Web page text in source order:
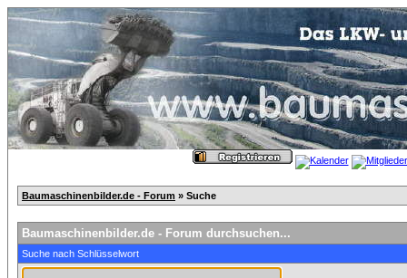
Baumaschinenbilder.de - Forum » Suche
Baumaschinenbilder.de - Forum durchsuchen...
Suche nach Schlüsselwort